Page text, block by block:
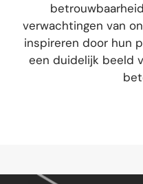
betrouwbaarheid
verwachtingen van on
inspireren door hun p
een duidelijk beeld v
bet